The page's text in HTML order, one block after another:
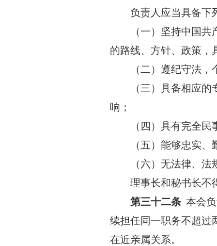
负责人应当具备下
（一）坚持中国
的路线、方针、政策，
（二）遵纪守法
（三）具备相应
响；
（四）具有完全
（五）能够忠实
（六）无法律、
理事长和秘书长不
第三十二条 本会
续担任同一职务不超过
在近亲属关系。